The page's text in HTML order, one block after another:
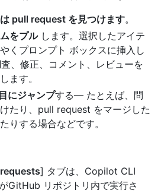
pull request を見つけます。
をプルします。選択したアイテ
くプロンプト ボックスに挿入し
、修正、コメント、レビューを
ます。
にジャンプする— たとえば、問
たり、pull request をマージした
りする場合などです。
] タブは、Copilot CLI
GitHub リポジトリ内で実行さ